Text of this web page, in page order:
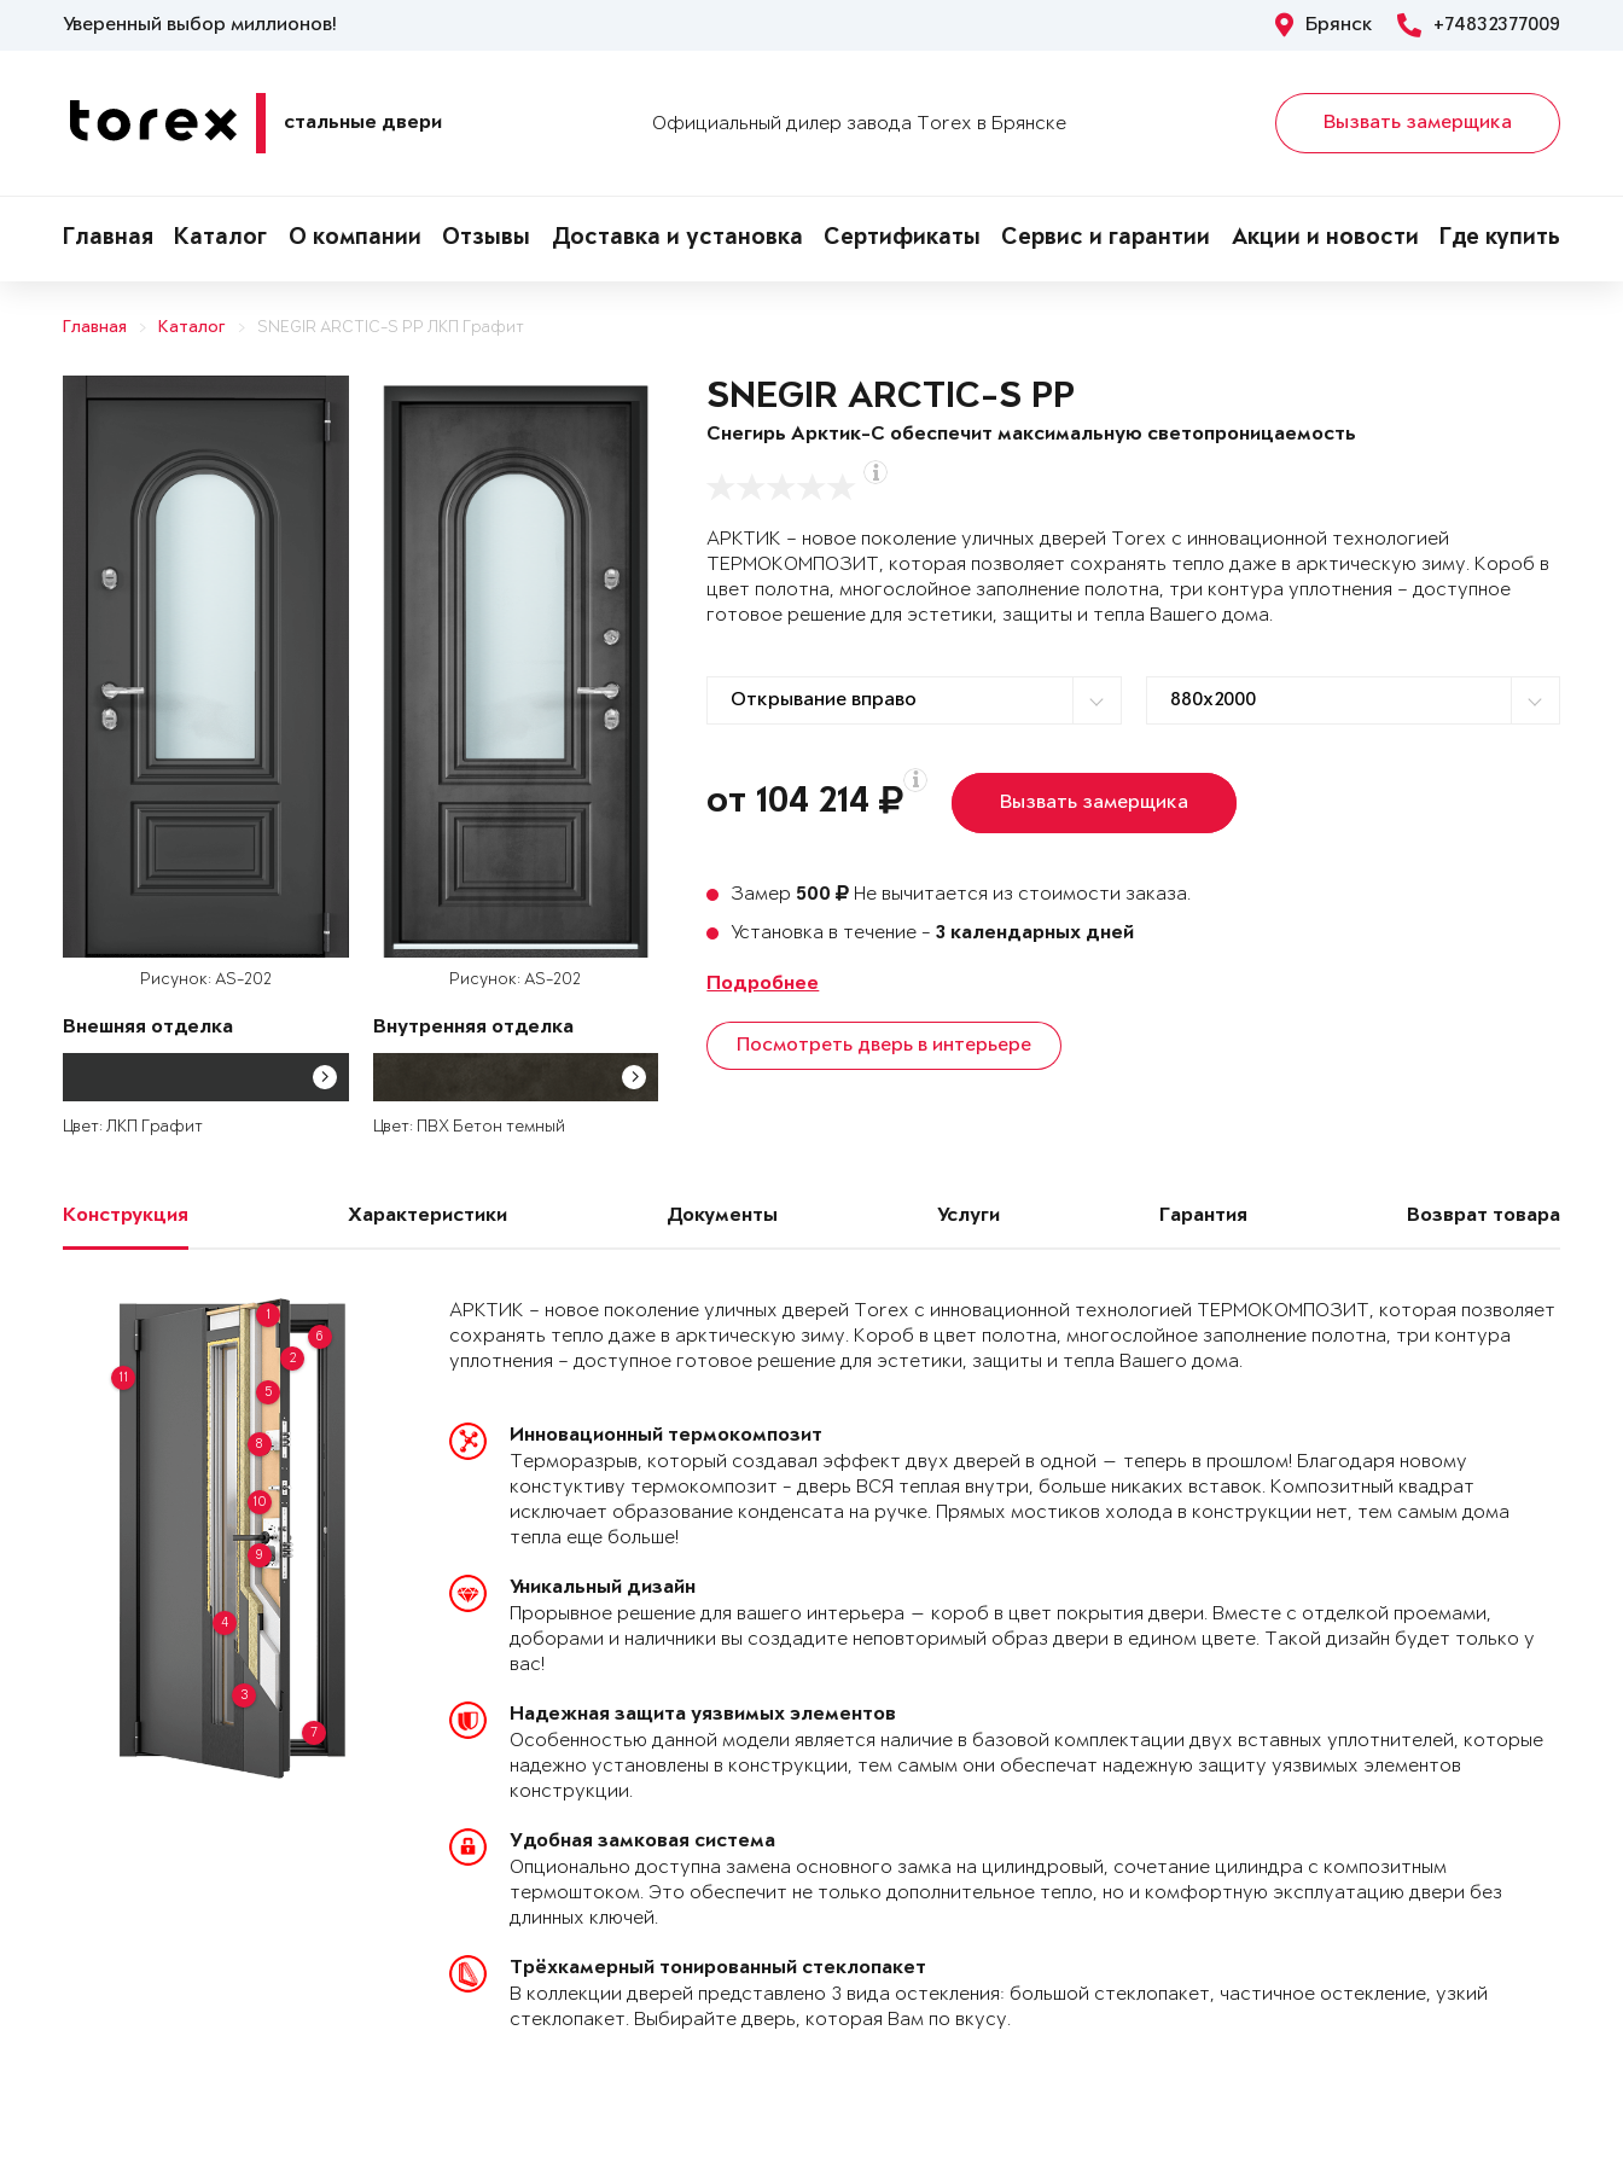
Уверенный выбор миллионов! Брянск +74832377009
стальные двери Официальный дилер завода Torex в Брянске Вызвать замерщика
Главная Каталог О компании Отзывы Доставка и установка Сертификаты Сервис и гарантии Акции и новости Где купить
Главная Каталог SNEGIR ARCTIC-S PP ЛКП Графит
Рисунок: AS-202
Внешняя отделка
Цвет: ЛКП Графит
Рисунок: AS-202
Внутренняя отделка
Цвет: ПВХ Бетон темный
SNEGIR ARCTIC-S PP
Снегирь Арктик-С обеспечит максимальную светопроницаемость
АРКТИК – новое поколение уличных дверей Torex с инновационной технологией
ТЕРМОКОМПОЗИТ, которая позволяет сохранять тепло даже в арктическую зиму. Короб в
цвет полотна, многослойное заполнение полотна, три контура уплотнения – доступное
готовое решение для эстетики, защиты и тепла Вашего дома.
от 104 214 Вызвать замерщика
Замер 500
Не вычитается из стоимости заказа.
Установка в течение -3 календарных дней
Подробнее
Посмотреть дверь в интерьере
Конструкция Характеристики Документы Услуги Гарантия Возврат товара
1
2
3
4
5
6
7
8
9
10
11
АРКТИК – новое поколение уличных дверей Torex с инновационной технологией ТЕРМОКОМПОЗИТ, которая позволяет
сохранять тепло даже в арктическую зиму. Короб в цвет полотна, многослойное заполнение полотна, три контура
уплотнения – доступное готовое решение для эстетики, защиты и тепла Вашего дома.
Инновационный термокомпозит
Терморазрыв, который создавал эффект двух дверей в одной — теперь в прошлом! Благодаря новому
констуктиву термокомпозит - дверь ВСЯ теплая внутри, больше никаких вставок. Композитный квадрат
исключает образование конденсата на ручке. Прямых мостиков холода в конструкции нет, тем самым дома
тепла еще больше!
Уникальный дизайн
Прорывное решение для вашего интерьера — короб в цвет покрытия двери. Вместе с отделкой проемами,
доборами и наличники вы создадите неповторимый образ двери в едином цвете. Такой дизайн будет только у
вас!
Надежная защита уязвимых элементов
Особенностью данной модели является наличие в базовой комплектации двух вставных уплотнителей, которые
надежно установлены в конструкции, тем самым они обеспечат надежную защиту уязвимых элементов
конструкции.
Удобная замковая система
Опционально доступна замена основного замка на цилиндровый, сочетание цилиндра с композитным
термоштоком. Это обеспечит не только дополнительное тепло, но и комфортную эксплуатацию двери без
длинных ключей.
Трёхкамерный тонированный стеклопакет
В коллекции дверей представлено 3 вида остекления: большой стеклопакет, частичное остекление, узкий
стеклопакет. Выбирайте дверь, которая Вам по вкусу.